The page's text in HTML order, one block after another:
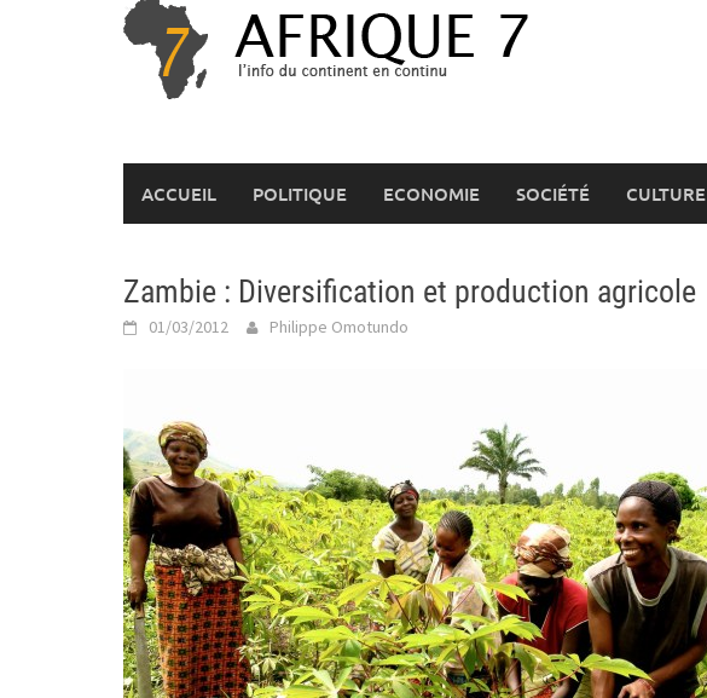
ACCUEIL POLITIQUE ECONOMIE SOCIÉTÉ CULTURE
Zambie : Diversification et production agricole
01/03/2012 Philippe Omotundo